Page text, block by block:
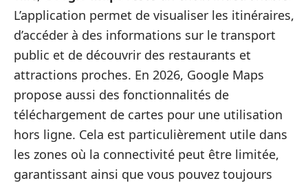
L’application permet de visualiser les itinéraires,
d’accéder à des informations sur le transport
public et de découvrir des restaurants et
attractions proches. En 2026, Google Maps
propose aussi des fonctionnalités de
téléchargement de cartes pour une utilisation
hors ligne. Cela est particulièrement utile dans
les zones où la connectivité peut être limitée,
garantissant ainsi que vous pouvez toujours